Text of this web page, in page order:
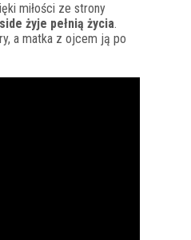
miłości ze strony
żyje pełnią życia.
a matka z ojcem ją po